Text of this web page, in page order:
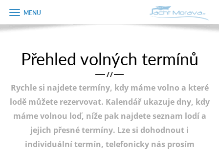
Úvodní strana
Plán plavby
Tipy na výlet
Fotogalerie
Zobrazit
menu
Přehled volných termínů
/ /
Rychle si najdete termíny, kdy máme volno a které
lodě můžete rezervovat. Kalendář ukazuje dny, kdy
máme volnou loď, níže pak najdete seznam lodí a
jejich přesné termíny. Lze si dohodnout i
individuální termín, telefonicky nás prosím
Objednávka
dárkového
Jméno
Telefon
E-mail